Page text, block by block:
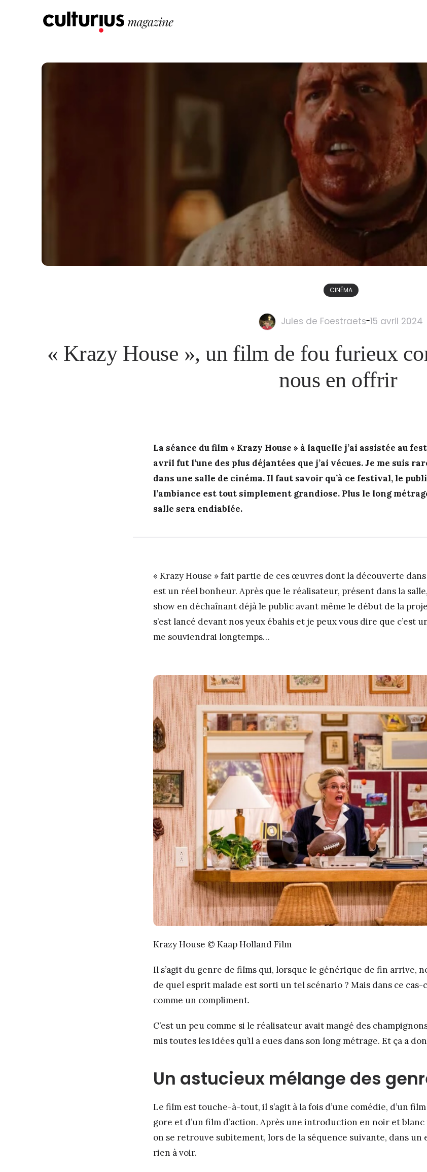
CINÉMA
Jules de Foestraets-15 avril 2024
« Krazy House », un film de fou furieux
nous en offrir
La séance du film « Krazy House » à laquelle j’ai assistée au
avril fut l’une des plus déjantées que j’ai vécues. Je me suis
dans une salle de cinéma. Il faut savoir qu’à ce festival, le
l’ambiance est tout simplement grandiose. Plus le long
salle sera endiablée.
« Krazy House » fait partie de ces œuvres dont la découverte
est un réel bonheur. Après que le réalisateur, présent dans la
show en déchaînant déjà le public avant même le début de la
s’est lancé devant nos yeux ébahis et je peux vous dire que c’est
me souviendrai longtemps…
Krazy House © Kaap Holland Film
Il s’agit du genre de films qui, lorsque le générique de fin arrive,
de quel esprit malade est sorti un tel scénario ? Mais dans ce
comme un compliment.
C’est un peu comme si le réalisateur avait mangé des
mis toutes les idées qu’il a eues dans son long métrage. Et ça a
Un astucieux mélange des
Le film est touche-à-tout, il s’agit à la fois d’une comédie, d’un
gore et d’un film d’action. Après une introduction en noir et
on se retrouve subitement, lors de la séquence suivante, dans un
rien à voir.